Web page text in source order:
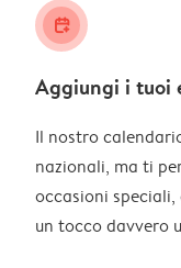
calendar_plus
Aggiungi i tuoi
Il nostro
nazionali, ma ti
occasioni
un tocco davvero